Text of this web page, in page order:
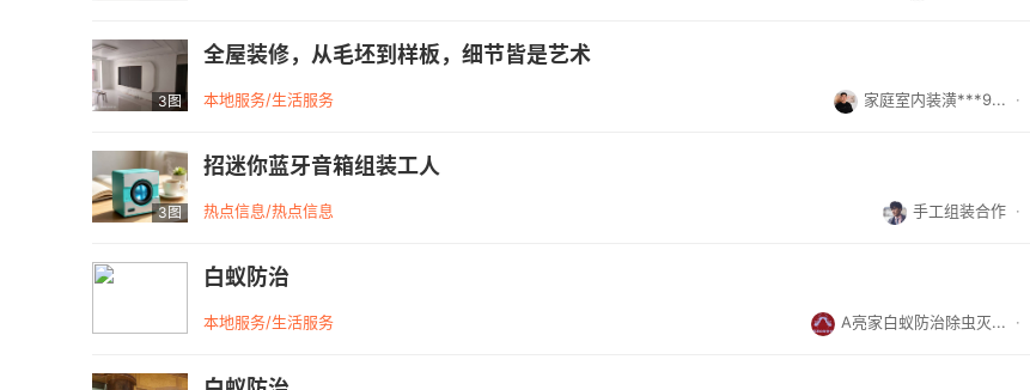
3图
全屋装修，从毛坯到样板，细节皆是艺术
本地服务/生活服务 家庭室内装潢***9... ·
3图
招迷你蓝牙音箱组装工人
热点信息/热点信息 手工组装合作 ·
白蚁防治
本地服务/生活服务 A亮家白蚁防治除虫灭... ·